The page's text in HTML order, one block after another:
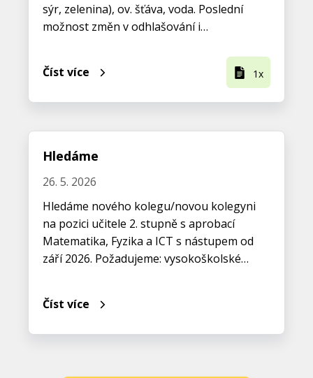
sýr, zelenina), ov. šťáva, voda. Poslední
možnost změn v odhlašování i…
Číst více 1x
Hledáme
26. 5. 2026
Hledáme nového kolegu/novou kolegyni
na pozici učitele 2. stupně s aprobací
Matematika, Fyzika a ICT s nástupem od
září 2026. Požadujeme: vysokoškolské…
Číst více